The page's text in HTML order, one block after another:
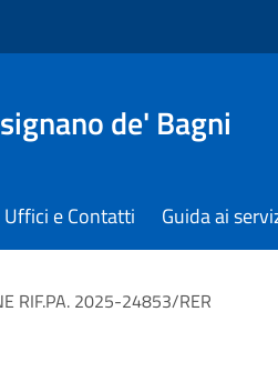
de' Bagni
Uffici e Contatti Guida ai
RIF.PA. 2025-24853/RER